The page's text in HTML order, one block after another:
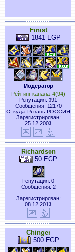
Finist
1841 EGP
Модератор
Рейтинг канала: 4(94)
Репутация: 391
Сообщения: 12170
Откуда: Рязань РОССИЯ
Зарегистрирован:
25.12.2003
Richardson
50 EGP
Репутация: 0
Сообщения: 2
Зарегистрирован:
08.12.2013
Chinger
500 EGP